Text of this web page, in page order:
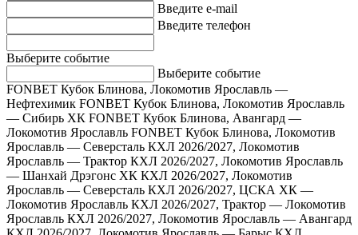
Введите e-mail
Введите телефон
Выберите событие
Выберите событие
FONBET Кубок Блинова, Локомотив Ярославль —
Нефтехимик FONBET Кубок Блинова, Локомотив Ярославль
— Сибирь ХК FONBET Кубок Блинова, Авангард —
Локомотив Ярославль FONBET Кубок Блинова, Локомотив
Ярославль — Северсталь КХЛ 2026/2027, Локомотив
Ярославль — Трактор КХЛ 2026/2027, Локомотив Ярославль
— Шанхай Дрэгонс ХК КХЛ 2026/2027, Локомотив
Ярославль — Северсталь КХЛ 2026/2027, ЦСКА ХК —
Локомотив Ярославль КХЛ 2026/2027, Трактор — Локомотив
Ярославль КХЛ 2026/2027, Локомотив Ярославль — Авангард